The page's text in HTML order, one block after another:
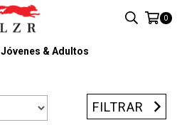
0
Jóvenes & Adultos
FILTRAR